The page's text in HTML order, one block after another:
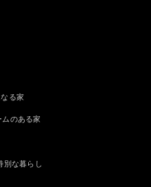
る家
ムのある家
別な暮らし